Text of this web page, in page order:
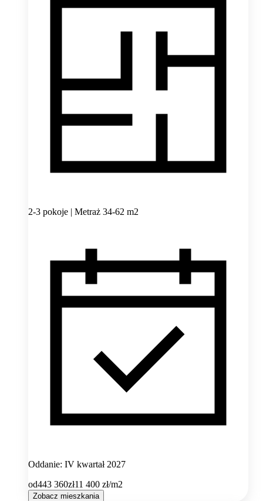
2-3 pokoje | Metraż 34-62 m2
Oddanie: IV kwartał 2027
od443 360zł11 400 zł/m2
Zobacz mieszkania